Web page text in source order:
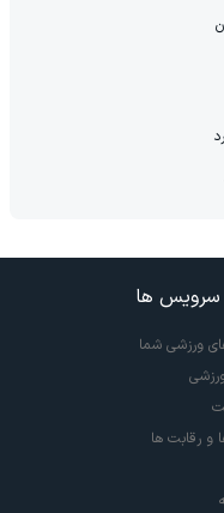
سرویس ها
ورزشی شما
و رقابت ها